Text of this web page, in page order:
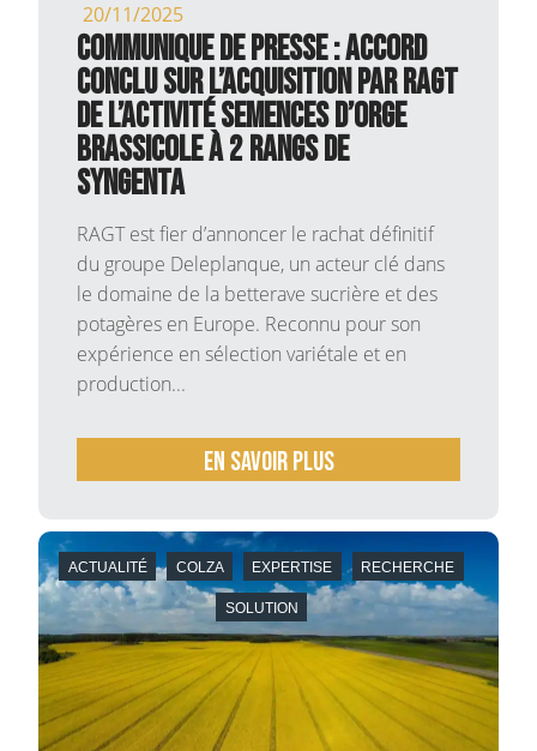
20/11/2025
COMMUNIQUE DE PRESSE : Accord
conclu sur l’acquisition par RAGT
de l’activité semences d’orge
brassicole à 2 rangs de
Syngenta
RAGT est fier d’annoncer le rachat définitif
du groupe Deleplanque, un acteur clé dans
le domaine de la betterave sucrière et des
potagères en Europe. Reconnu pour son
expérience en sélection variétale et en
production...
En savoir plus
ACTUALITÉ COLZA EXPERTISE RECHERCHE
SOLUTION